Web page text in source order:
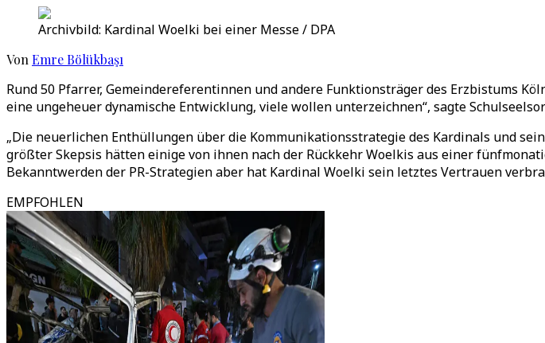
Archivbild: Kardinal Woelki bei einer Messe / DPA
Von Emre Bölükbaşı
Rund 50 Pfarrer, Gemeindereferentinnen und andere Funktionsträger des Erzbistums
eine ungeheuer dynamische Entwicklung, viele wollen unterzeichnen“, sagte
„Die neuerlichen Enthüllungen über die Kommunikationsstrategie des Kardinals und
größter Skepsis hätten einige von ihnen nach der Rückkehr Woelkis aus einer
Bekanntwerden der PR-Strategien aber hat Kardinal Woelki sein letztes Vertrauen
EMPFOHLEN